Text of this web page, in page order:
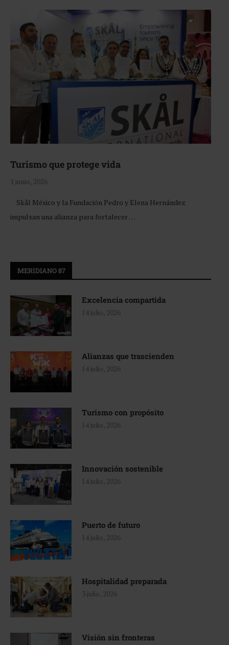
Turismo que protege vida
1 junio, 2026
Skål México y la Fundación Pedro y Elena Hernández
impulsan una alianza para fortalecer …
MERIDIANO 87
Excelencia compartida
14 julio, 2026
Alianzas que trascienden
14 julio, 2026
Turismo con propósito
14 julio, 2026
Innovación sostenible
14 julio, 2026
Puerto de futuro
14 julio, 2026
Hospitalidad preparada
3 julio, 2026
Visión sin fronteras